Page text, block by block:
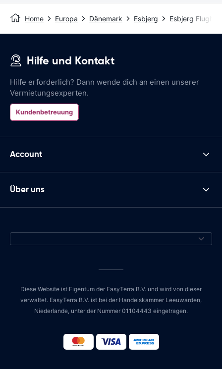
Home Europa Dänemark Esbjerg Esbjerg
Hilfe und Kontakt
Hilfe erforderlich? Dann wende dich an einen unserer
Vermietungsexperten.
Kundenbetreuung
Account
Über uns
Diese Website ist Eigentum der EasyTerra B.V. und wird von dieser
verwaltet. EasyTerra B.V. ist bei der Handelskammer Leeuwarden,
Niederlande, unter der Nummer 01104443 eingetragen.